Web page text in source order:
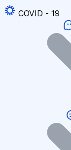
COVID - 19